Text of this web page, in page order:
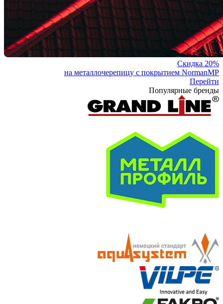
Скидка 20%
на металлочерепицу с покрытием NormanMP
Перейти
Популярные бренды